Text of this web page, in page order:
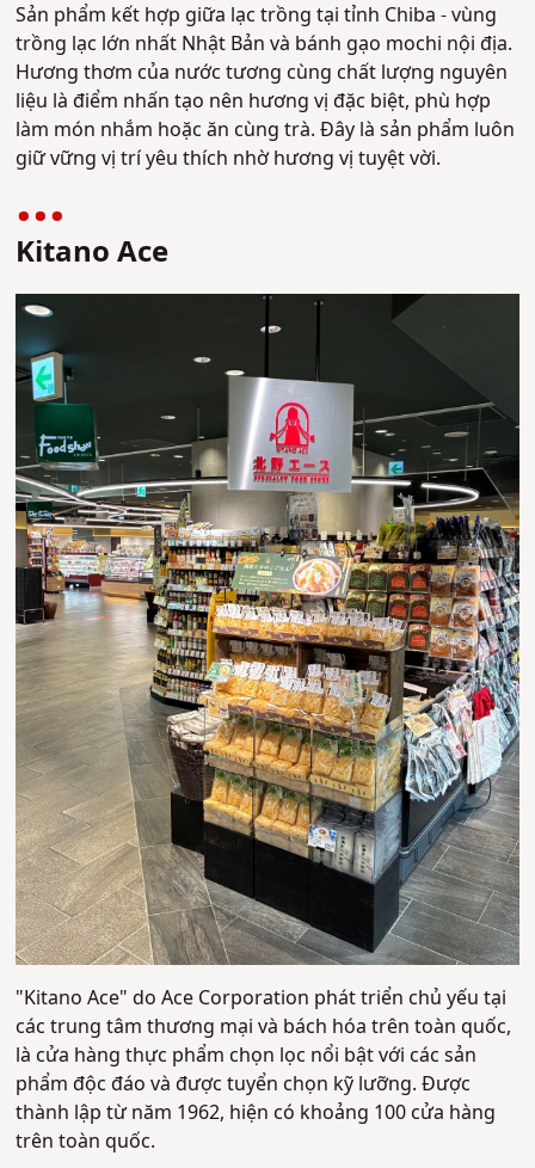
Sản phẩm kết hợp giữa lạc trồng tại tỉnh Chiba - vùng
trồng lạc lớn nhất Nhật Bản và bánh gạo mochi nội địa.
Hương thơm của nước tương cùng chất lượng nguyên
liệu là điểm nhấn tạo nên hương vị đặc biệt, phù hợp
làm món nhắm hoặc ăn cùng trà. Đây là sản phẩm luôn
giữ vững vị trí yêu thích nhờ hương vị tuyệt vời.
Kitano Ace
"Kitano Ace" do Ace Corporation phát triển chủ yếu tại
các trung tâm thương mại và bách hóa trên toàn quốc,
là cửa hàng thực phẩm chọn lọc nổi bật với các sản
phẩm độc đáo và được tuyển chọn kỹ lưỡng. Được
thành lập từ năm 1962, hiện có khoảng 100 cửa hàng
trên toàn quốc.